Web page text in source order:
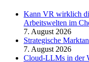
Kann VR wirklich
Arbeitswelten im
7. August 2026
Strategische
7. August 2026
Cloud-LLMs in der